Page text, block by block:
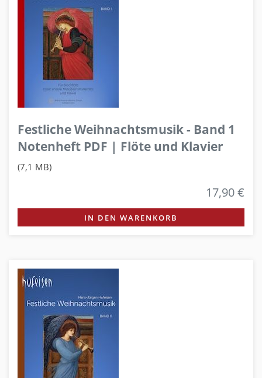
Festliche Weihnachtsmusik - Band 1
Notenheft PDF | Flöte und Klavier
(7,1 MB)
17,90 €
IN DEN WARENKORB